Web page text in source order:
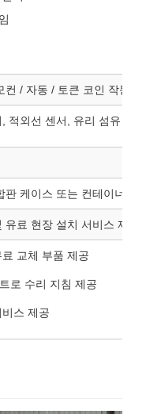
컨 / 자동 / 토큰 코인 작동 /
적외선 센서, 유리 섬유 바
판 케이스 또는 컨테이너
료 현장 설치 서비스 제공
교체 부품 제공
로 수리 지침 제공
스 제공